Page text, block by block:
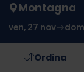
Montagna
ven, 27 nov
Ordina